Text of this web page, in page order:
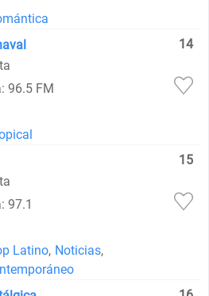
14
96.5 FM
15
97.1
Latino, Noticias,